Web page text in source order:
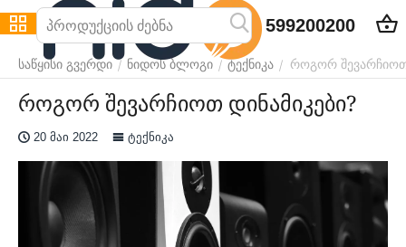
599200200
საწყისი გვერდი / ნიდოს ბლოგი / ტექნიკა / როგორ შევარჩიოთ
როგორ შევარჩიოთ დინამიკები?
20 მაი 2022 ტექნიკა